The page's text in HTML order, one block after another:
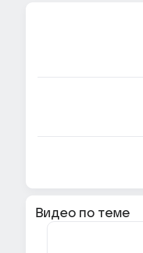
Видео по теме